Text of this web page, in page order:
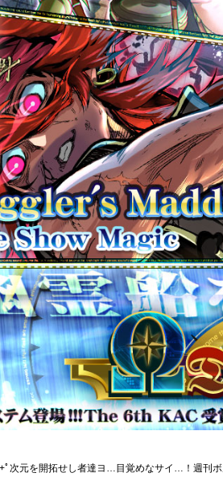
ﾟ次元を開拓せし者達ヨ…目覚めなサイ…！週刊